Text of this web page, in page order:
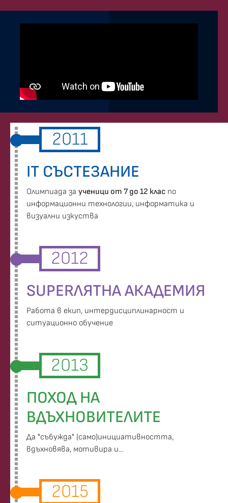
2011
IT СЪСТЕЗАНИЕ
Oлимпиада за ученици от 7 до 12 клас по
информационни технологии, информатика и
визуални изкуства
2012
SUPERЛЯТНА АКАДЕМИЯ
Работа в екип, интердисциплинарност и
ситуационно обучение
2013
ПОХОД НА
ВДЪХНОВИТЕЛИТЕ
Да "събужда" (само)инициативността,
вдъхновява, мотивира и...
2015